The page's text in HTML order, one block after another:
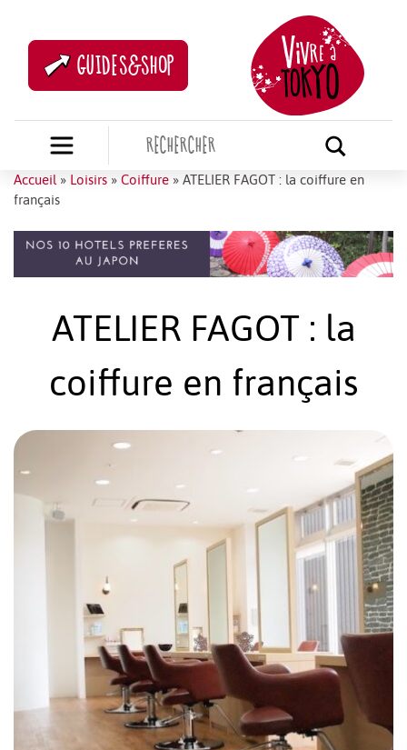
GUIDES&SHOP
Accueil » Loisirs » Coiffure » ATELIER FAGOT : la coiffure en
français
ATELIER FAGOT : la
coiffure en français